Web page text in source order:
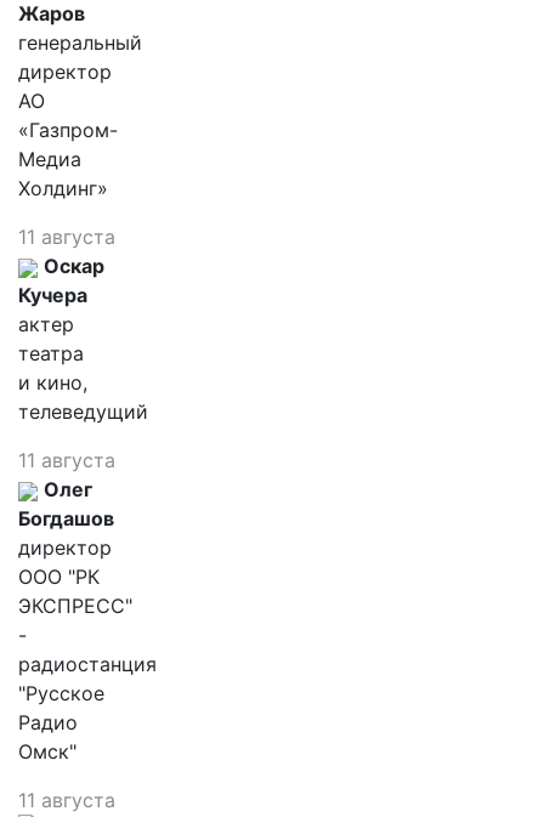
Жаров
генеральный
директор
АО
«Газпром-
Медиа
Холдинг»
11 августа
Оскар
Кучера
актер
театра
и кино,
телеведущий
11 августа
Олег
Богдашов
директор
ООО "РК
ЭКСПРЕСС"
-
радиостанция
"Русское
Радио
Омск"
11 августа